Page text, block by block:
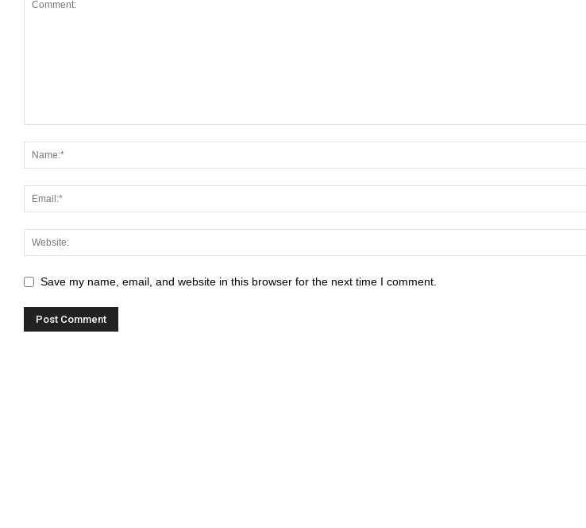
Save my name, email, and website in this browser for the next time I comment.